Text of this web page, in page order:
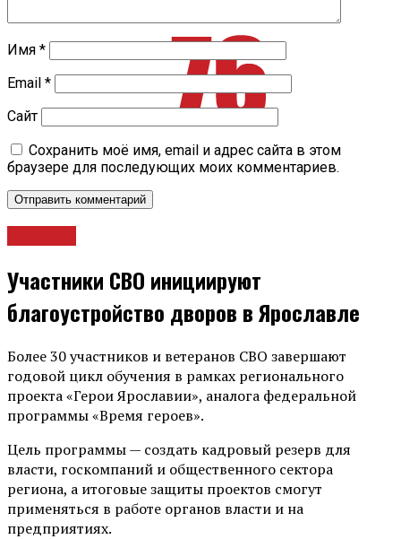
Имя *
Email *
Сайт
Сохранить моё имя, email и адрес сайта в этом
браузере для последующих моих комментариев.
Участники СВО инициируют
благоустройство дворов в Ярославле
Более 30 участников и ветеранов СВО завершают
годовой цикл обучения в рамках регионального
проекта «Герои Ярославии», аналога федеральной
программы «Время героев».
Цель программы — создать кадровый резерв для
власти, госкомпаний и общественного сектора
региона, а итоговые защиты проектов смогут
применяться в работе органов власти и на
предприятиях.